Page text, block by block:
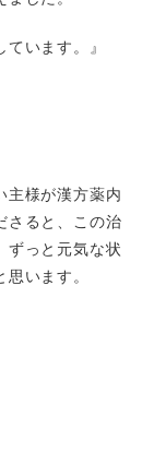
います。』
主様が漢方薬内
さると、この治
ずっと元気な状
います。